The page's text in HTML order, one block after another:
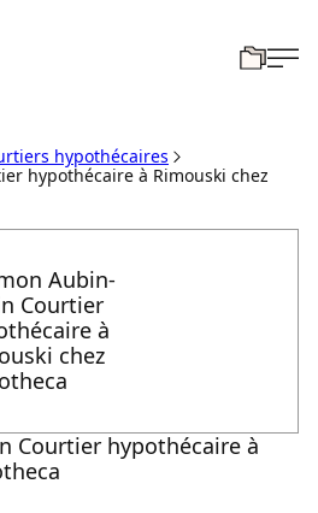
hypothécaires
hypothécaire à Rimouski chez